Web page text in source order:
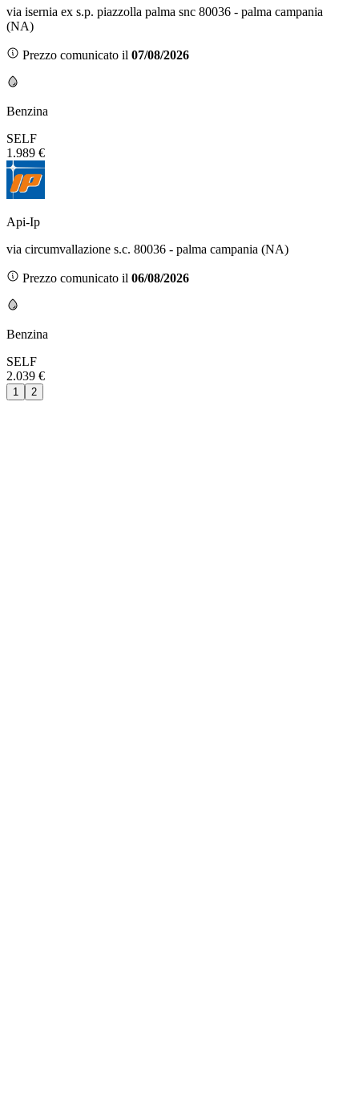
via isernia ex s.p. piazzolla palma snc 80036 - palma campania
(NA)
Prezzo comunicato il 07/08/2026
Benzina
SELF
1.989 €
Api-Ip
via circumvallazione s.c. 80036 - palma campania (NA)
Prezzo comunicato il 06/08/2026
Benzina
SELF
2.039 €
1 2